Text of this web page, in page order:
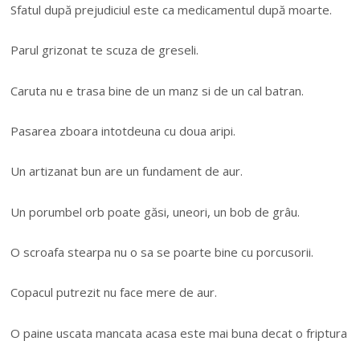
Sfatul după prejudiciul este ca medicamentul după moarte.
Parul grizonat te scuza de greseli.
Caruta nu e trasa bine de un manz si de un cal batran.
Pasarea zboara intotdeuna cu doua aripi.
Un artizanat bun are un fundament de aur.
Un porumbel orb poate găsi, uneori, un bob de grâu.
O scroafa stearpa nu o sa se poarte bine cu porcusorii.
Copacul putrezit nu face mere de aur.
O paine uscata mancata acasa este mai buna decat o friptura